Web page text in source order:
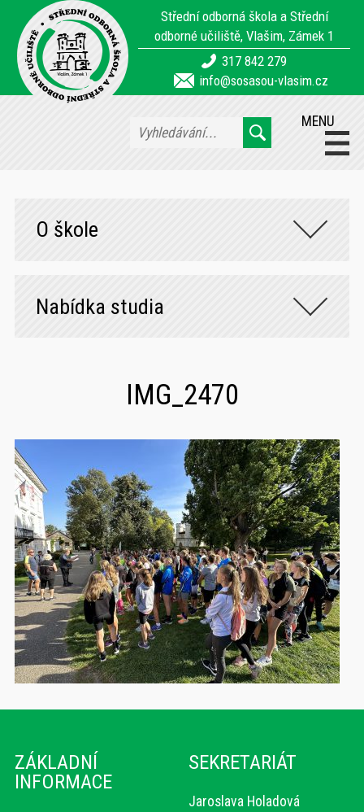
Střední odborná škola a Střední
odborné učiliště, Vlašim, Zámek 1
317 842 279
info@sosasou-vlasim.cz
MENU
O škole
Nabídka studia
IMG_2470
ZÁKLADNÍ
INFORMACE
SEKRETARIÁT
Jaroslava Holadová